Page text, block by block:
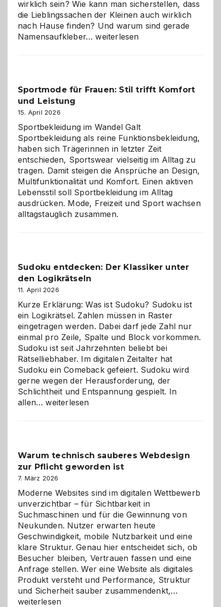
wirklich sein? Wie kann man sicherstellen, dass
die Lieblingssachen der Kleinen auch wirklich
nach Hause finden? Und warum sind gerade
Namensaufkleber…Namensaufkleber
gegen
Chaos
weiterlesen
Sportmode für Frauen: Stil trifft Komfort
und Leistung
15. April 2026
Sportbekleidung im Wandel Galt
Sportbekleidung als reine Funktionsbekleidung,
haben sich Trägerinnen in letzter Zeit
entschieden, Sportswear vielseitig im Alltag zu
tragen. Damit steigen die Ansprüche an Design,
Multifunktionalität und Komfort. Einen aktiven
Lebensstil soll Sportbekleidung im Alltag
ausdrücken. Mode, Freizeit und Sport wachsen
alltagstauglich zusammen.
Sudoku entdecken: Der Klassiker unter
den Logikrätseln
11. April 2026
Kurze Erklärung: Was ist Sudoku? Sudoku ist
ein Logikrätsel. Zahlen müssen in Raster
eingetragen werden. Dabei darf jede Zahl nur
einmal pro Zeile, Spalte und Block vorkommen.
Sudoku ist seit Jahrzehnten beliebt bei
Rätselliebhaber. Im digitalen Zeitalter hat
Sudoku ein Comeback gefeiert. Sudoku wird
gerne wegen der Herausforderung, der
Schlichtheit und Entspannung gespielt. In
allen…Sudoku
den
Logikrätseln
weiterlesen
Warum technisch sauberes Webdesign
zur Pflicht geworden ist
7. März 2026
Moderne Websites sind im digitalen Wettbewerb
unverzichtbar – für Sichtbarkeit in
Suchmaschinen und für die Gewinnung von
Neukunden. Nutzer erwarten heute
Geschwindigkeit, mobile Nutzbarkeit und eine
klare Struktur. Genau hier entscheidet sich, ob
Besucher bleiben, Vertrauen fassen und eine
Anfrage stellen. Wer eine Website als digitales
Produkt versteht und Performance, Struktur
und Sicherheit sauber zusammendenkt,…
weiterlesen